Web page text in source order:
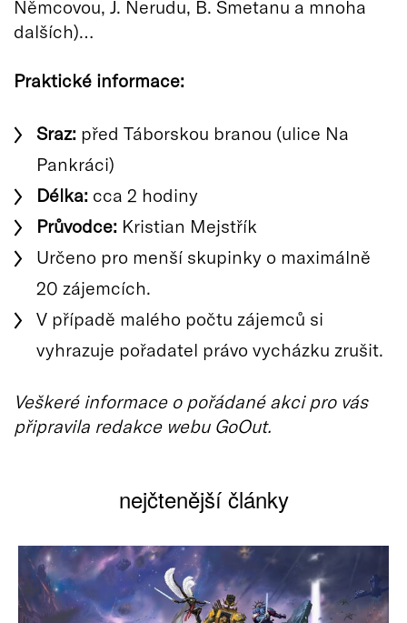
Němcovou, J. Nerudu, B. Smetanu a mnoha
dalších)…
Praktické informace:
Sraz: před Táborskou branou (ulice Na
Pankráci)
Délka: cca 2 hodiny
Průvodce: Kristian Mejstřík
Určeno pro menší skupinky o maximálně
20 zájemcích.
V případě malého počtu zájemců si
vyhrazuje pořadatel právo vycházku zrušit.
Veškeré informace o pořádané akci pro vás
připravila redakce webu GoOut.
nejčtenější články